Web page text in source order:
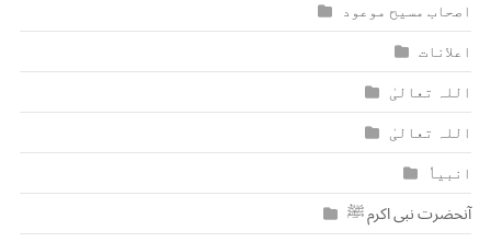
اصحاب مسیح موعود
اعلانات
اللہ تعالیٰ
اللہ تعالیٰ
انبیاٗ
آنحضرت نبی اکرم ﷺ